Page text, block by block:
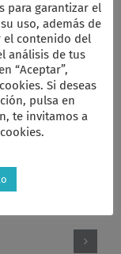
su red
Vk Xing
Asamblea
para garantizar el
uso, además de
el contenido del
análisis de tus
“Aceptar”,
Si deseas
pulsa en
te invitamos a